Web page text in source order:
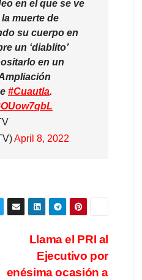
en el que se ve
muerte de
su cuerpo en
un ‘diablito’
en un
#Cuautla.
April 8, 2022
Llama el PRI al
Ejecutivo por
enésima ocasión a